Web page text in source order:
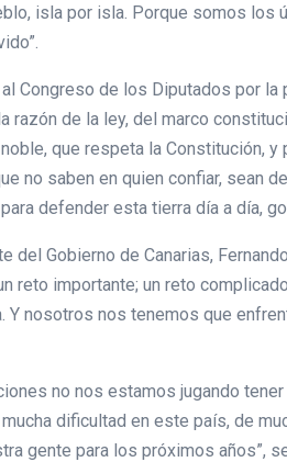
isla por isla. Porque somos los
Congreso de los Diputados por
razón de la ley, del marco
que respeta la Constitución,
no saben en quien confiar, sean
defender esta tierra día a día,
del Gobierno de Canarias,
reto importante; un reto
Y nosotros nos tenemos que
no nos estamos jugando
dificultad en este país, de
gente para los próximos años”,